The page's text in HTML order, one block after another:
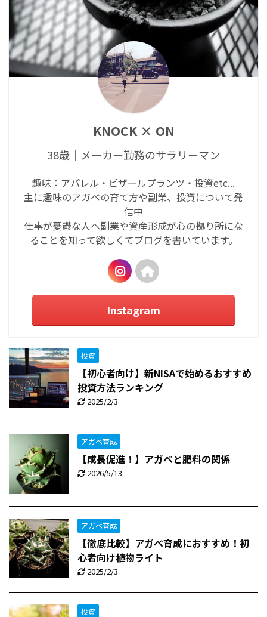
KNOCK × ON
38歳｜メーカー勤務のサラリーマン
趣味：アパレル・ビザールプランツ・投資etc...
主に趣味のアガベの育て方や副業、投資について発
信中
仕事が憂鬱な人へ副業や資産形成が心の拠り所にな
ることを知って欲しくてブログを書いています。
Instagram
投資
【初心者向け】新NISAで始めるおすすめ
投資方法ランキング
2025/2/3
アガベ育成
【成長促進！】アガベと肥料の関係
2026/5/13
アガベ育成
【徹底比較】アガベ育成におすすめ！初
心者向け植物ライト
2025/2/3
投資